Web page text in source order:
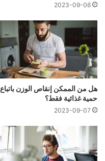
2023-09-06
هل من الممكن إنقاص الوزن باتباع
حمية غذائية فقط؟
2023-09-07